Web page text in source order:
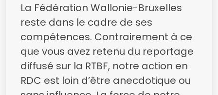
La Fédération Wallonie-Bruxelles
reste dans le cadre de ses
compétences. Contrairement à ce
que vous avez retenu du reportage
diffusé sur la RTBF, notre action en
RDC est loin d’être anecdotique ou